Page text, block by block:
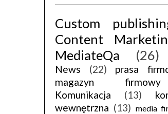
Custom
Content
MediateQa
(26)
News
(22) prasa
magazyn firmowy
Komunikacja
(13)
wewnętrzna (13) media